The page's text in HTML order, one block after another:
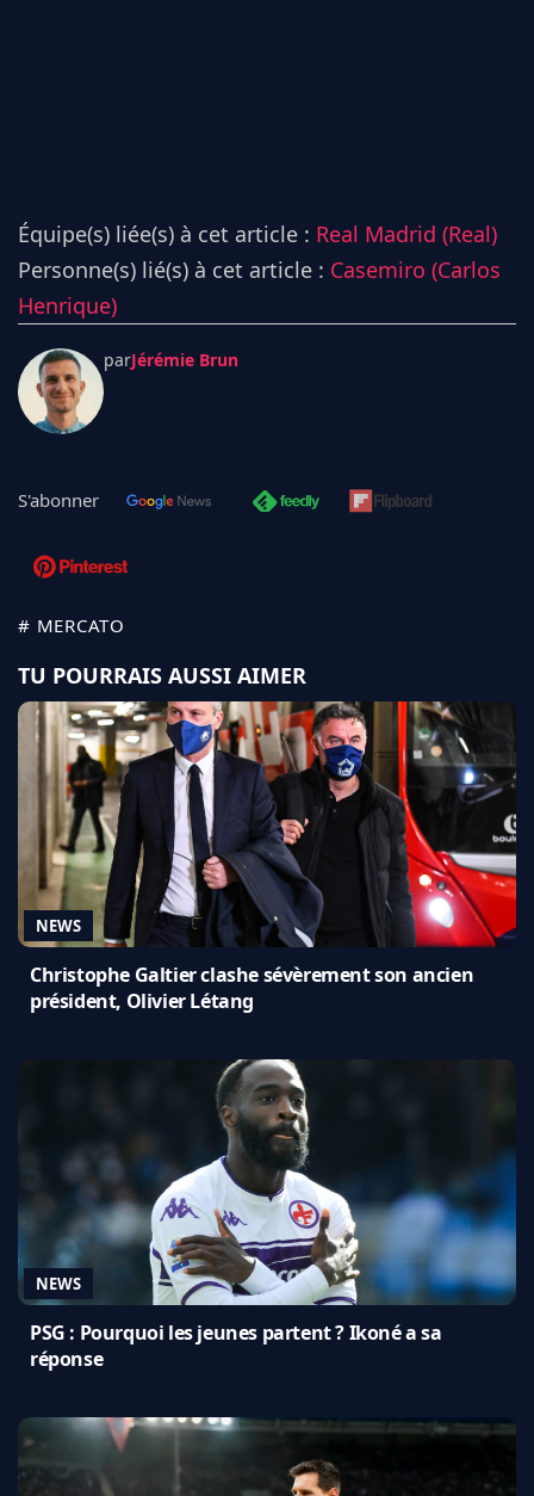
Équipe(s) liée(s) à cet article : Real Madrid (Real)
Personne(s) lié(s) à cet article : Casemiro (Carlos
Henrique)
parJérémie Brun
S'abonner
# MERCATO
TU POURRAIS AUSSI AIMER
NEWS
Christophe Galtier clashe sévèrement son ancien
président, Olivier Létang
NEWS
PSG : Pourquoi les jeunes partent ? Ikoné a sa
réponse